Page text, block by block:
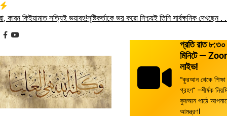
Skip
to
content
কিইয়ামাত সত্যিই ভয়াবহ!সৃষ্টিকর্তাকে ভয় করো নিশ্চয়ই তিনি সার্বক্ষনিক দেখছেন . . .
facebook
youtube
প্রতি রাত ৮:৩০
মিনিটে —
লাইভ!
“কুরআন থেকে শিক্ষা
গ্রহণ” -শীর্ষক
কুরআন পাঠে
আমন্ত্রণ।